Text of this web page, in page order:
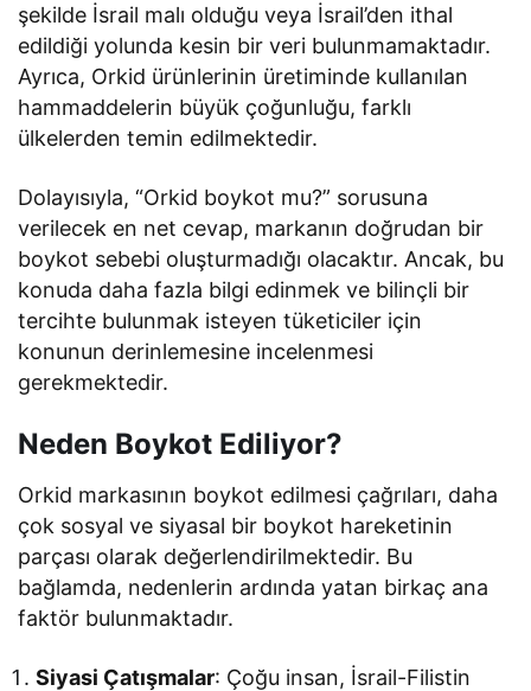
şekilde İsrail malı olduğu veya İsrail’den ithal
edildiği yolunda kesin bir veri bulunmamaktadır.
Ayrıca, Orkid ürünlerinin üretiminde kullanılan
hammaddelerin büyük çoğunluğu, farklı
ülkelerden temin edilmektedir.
Dolayısıyla, “Orkid boykot mu?” sorusuna
verilecek en net cevap, markanın doğrudan bir
boykot sebebi oluşturmadığı olacaktır. Ancak, bu
konuda daha fazla bilgi edinmek ve bilinçli bir
tercihte bulunmak isteyen tüketiciler için
konunun derinlemesine incelenmesi
gerekmektedir.
Neden Boykot Ediliyor?
Orkid markasının boykot edilmesi çağrıları, daha
çok sosyal ve siyasal bir boykot hareketinin
parçası olarak değerlendirilmektedir. Bu
bağlamda, nedenlerin ardında yatan birkaç ana
faktör bulunmaktadır.
Siyasi Çatışmalar: Çoğu insan, İsrail-Filistin